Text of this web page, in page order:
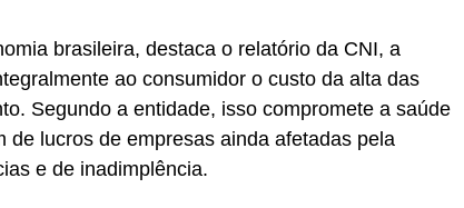
brasileira, destaca o relatório da CNI, a
ao consumidor o custo da alta das
Segundo a entidade, isso compromete a saúde
lucros de empresas ainda afetadas pela
e de inadimplência.